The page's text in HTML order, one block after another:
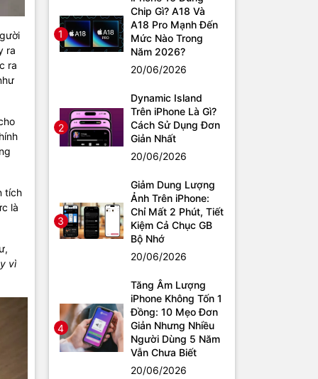
ra
ra
tích
là
vì
1
Chip Gì? A18 Và
A18 Pro Mạnh Đến
Mức Nào Trong
Năm 2026?
20/06/2026
2
Dynamic Island
Trên iPhone Là Gì?
Cách Sử Dụng Đơn
Giản Nhất
20/06/2026
3
Giảm Dung Lượng
Ảnh Trên iPhone:
Chỉ Mất 2 Phút, Tiết
Kiệm Cả Chục GB
Bộ Nhớ
20/06/2026
4
Tăng Âm Lượng
iPhone Không Tốn 1
Đồng: 10 Mẹo Đơn
Giản Nhưng Nhiều
Người Dùng 5 Năm
Vẫn Chưa Biết
20/06/2026